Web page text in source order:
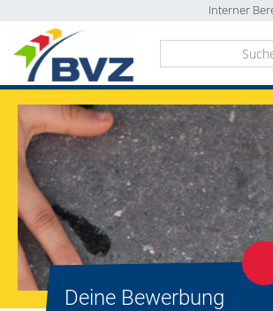
Interner
Deine Bewerbung